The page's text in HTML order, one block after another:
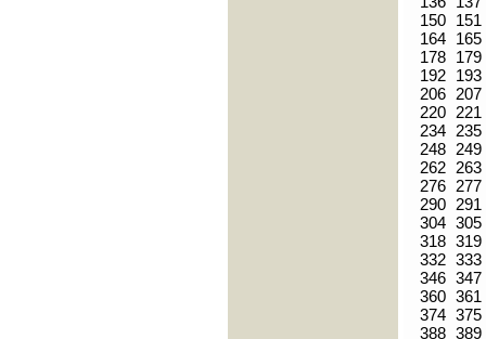
150
151
164
165
178
179
192
193
206 207
220
221
234
235
248
249
262
263
276
277
290
291
304 305
318 319
332 333
346 347
360 361
374 375
388 389